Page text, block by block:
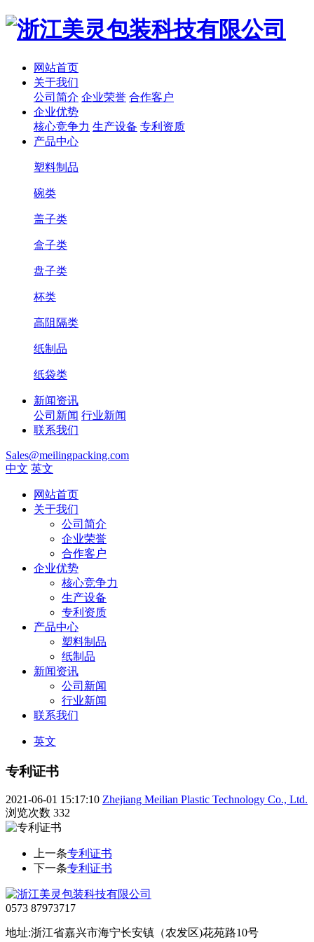
网站首页
关于我们
公司简介 企业荣誉 合作客户
企业优势
核心竞争力 生产设备 专利资质
产品中心
塑料制品
碗类
盖子类
盒子类
盘子类
杯类
高阻隔类
纸制品
纸袋类
新闻资讯
公司新闻 行业新闻
联系我们
Sales@meilingpacking.com
中文 英文
网站首页
关于我们
公司简介
企业荣誉
合作客户
企业优势
核心竞争力
生产设备
专利资质
产品中心
塑料制品
纸制品
新闻资讯
公司新闻
行业新闻
联系我们
英文
专利证书
2021-06-01 15:17:10 Zhejiang Meilian Plastic Technology Co., Ltd.
浏览次数 332
上一条专利证书
下一条专利证书
0573 87973717
地址:浙江省嘉兴市海宁长安镇（农发区)花苑路10号